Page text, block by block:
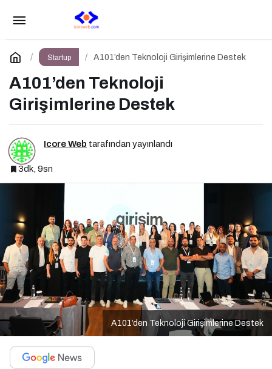
Startup A101’den Teknoloji Girişimlerine Destek
A101’den Teknoloji
Girişimlerine Destek
Icore Web tarafından yayınlandı
3dk, 9sn
A101’den Teknoloji Girişimlerine Destek
Startup World Cup Türkiye 2025 İçin Geri
Sayım!
Yorum Yap